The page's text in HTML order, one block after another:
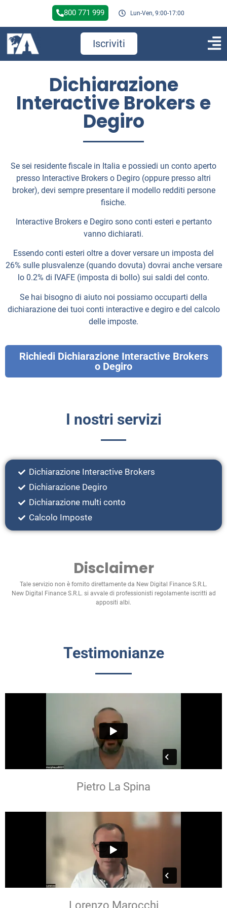
800 771 999 Lun-Ven, 9:00-17:00
Iscriviti
Dichiarazione
Interactive Brokers e
Degiro
Se sei residente fiscale in Italia e possiedi un conto aperto
presso Interactive Brokers o Degiro (oppure presso altri
broker), devi sempre presentare il modello redditi persone
fisiche.
Interactive Brokers e Degiro sono conti esteri e pertanto
vanno dichiarati.
Essendo conti esteri oltre a dover versare un imposta del
26% sulle plusvalenze (quando dovuta) dovrai anche versare
lo 0.2% di IVAFE (imposta di bollo) sui saldi del conto.
Se hai bisogno di aiuto noi possiamo occuparti della
dichiarazione dei tuoi conti interactive e degiro e del calcolo
delle imposte.
Richiedi Dichiarazione Interactive Brokers
o Degiro
I nostri servizi
Dichiarazione Interactive Brokers
Dichiarazione Degiro
Dichiarazione multi conto
Calcolo Imposte
Disclaimer
Tale servizio non è fornito direttamente da New Digital Finance S.R.L.
New Digital Finance S.R.L. si avvale di professionisti regolamente iscritti ad
appositi albi.
Testimonianze
Pietro La Spina
Lorenzo Marocchi